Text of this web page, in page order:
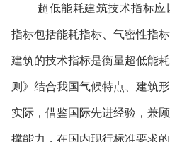
超低能耗建筑技术指标
指标包括能耗指标、气密性指
建筑的技术指标是衡量超低能
则》结合我国气候特点、建筑
实际，借鉴国际先进经验，兼
撑能力，在国内现行标准要求